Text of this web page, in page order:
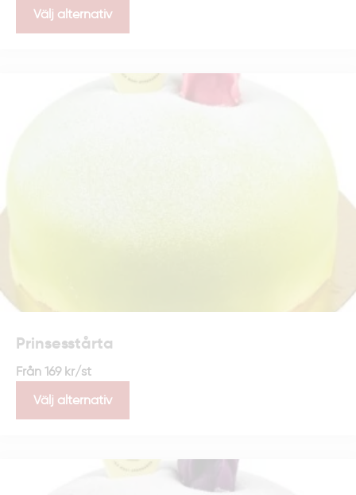
Välj alternativ
Prinsesstårta
Från 169 kr/st
Välj alternativ